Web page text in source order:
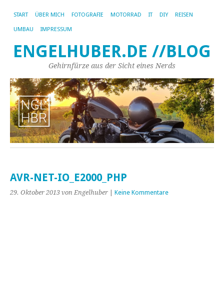
START ÜBER MICH FOTOGRAFIE MOTORRAD IT DIY REISEN
UMBAU IMPRESSUM
ENGELHUBER.DE //BLOG
Gehirnfürze aus der Sicht eines Nerds
AVR-NET-IO_E2000_PHP
29. Oktober 2013 von Engelhuber Keine Kommentare